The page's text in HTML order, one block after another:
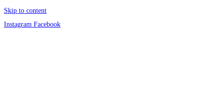
Skip to content
Instagram Facebook